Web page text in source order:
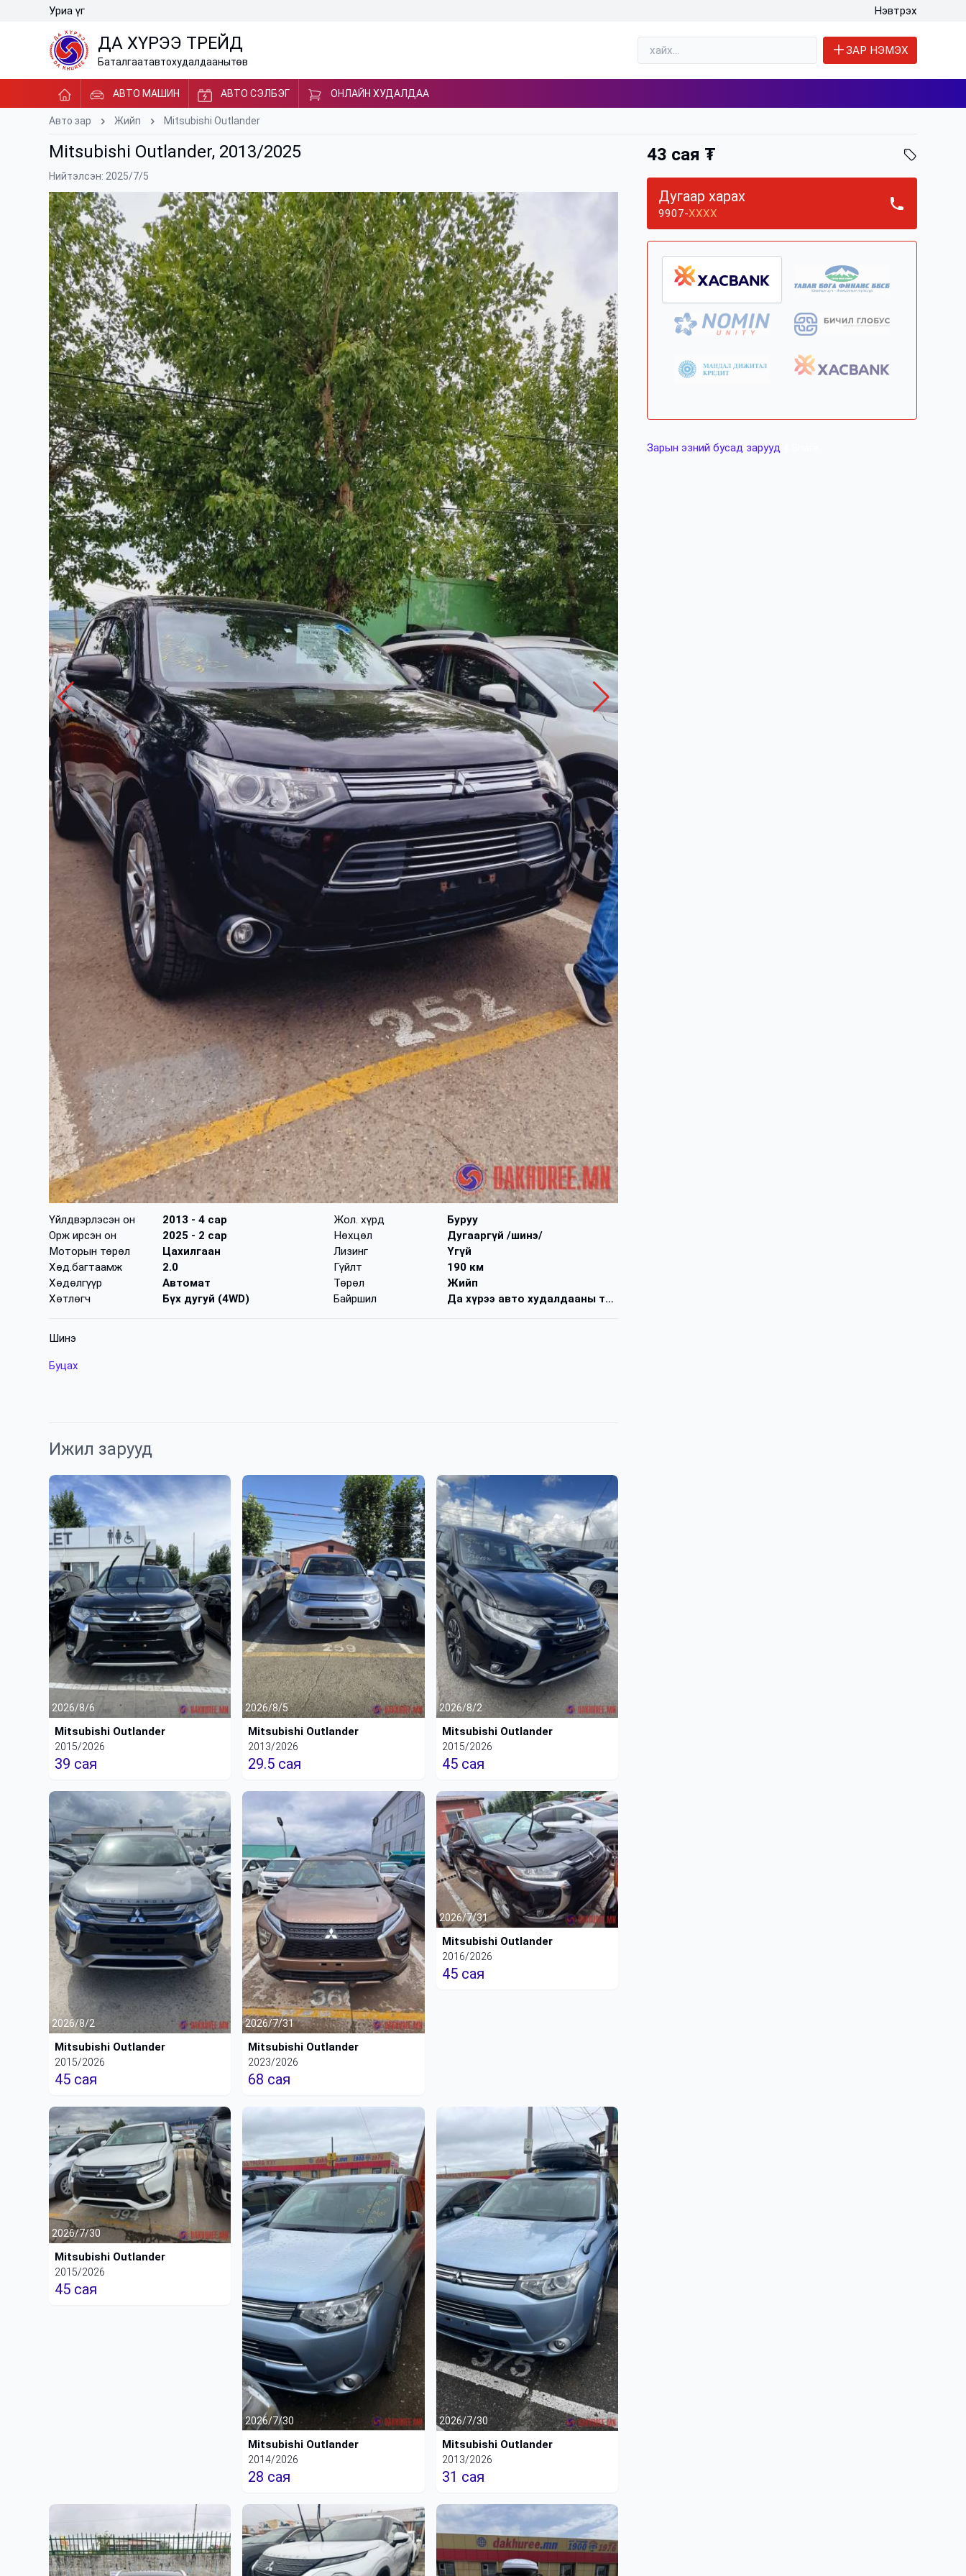
Уриа үг Нэвтрэх
ДА ХҮРЭЭ ТРЕЙД
Баталгаатавтохудалдаанытөв
ЗАР НЭМЭХ
АВТО МАШИН АВТО СЭЛБЭГ ОНЛАЙН ХУДАЛДАА
Авто зар Жийп Mitsubishi Outlander
Mitsubishi Outlander, 2013/2025
Нийтэлсэн: 2025/7/5
Үйлдвэрлэсэн он 2013 - 4 сар
Орж ирсэн он
2025 - 2 сар
Моторын төрөл
Цахилгаан
Хөд.багтаамж
2.0
Хөдөлгүүр
Автомат
Хөтлөгч
Бүх дугуй (4WD)
Жол. хүрд
Буруу
Нөхцөл
Дугааргүй /шинэ/
Лизинг
Үгүй
Гүйлт
190 км
Төрөл
Жийп
Байршил
Да хүрээ авто худалдааны төв
Шинэ
Буцах
43 сая ₮
Дугаар харах
9907-XXXX
Зарын эзний бусад зарууд
Ижил зарууд
2026/8/6
Mitsubishi Outlander
2015/2026
39 сая
2026/8/5
Mitsubishi Outlander
2013/2026
29.5 сая
2026/8/2
Mitsubishi Outlander
2015/2026
45 сая
2026/8/2
Mitsubishi Outlander
2015/2026
45 сая
2026/7/31
Mitsubishi Outlander
2023/2026
68 сая
2026/7/31
Mitsubishi Outlander
2016/2026
45 сая
2026/7/30
Mitsubishi Outlander
2015/2026
45 сая
2026/7/30
Mitsubishi Outlander
2014/2026
28 сая
2026/7/30
Mitsubishi Outlander
2013/2026
31 сая